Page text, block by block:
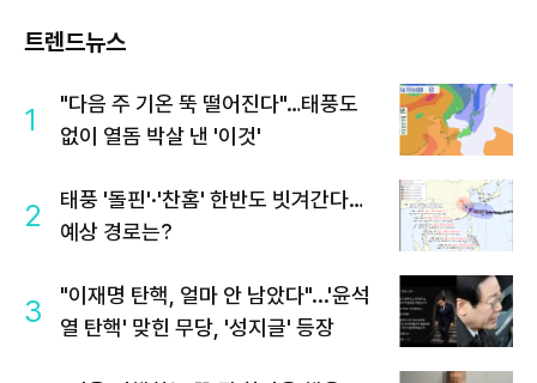
트렌드뉴스
1
"다음 주 기온 뚝 떨어진다"…태풍도
없이 열돔 박살 낸 '이것'
2
태풍 '돌핀'·'찬홈' 한반도 빗겨간다…
예상 경로는?
3
"이재명 탄핵, 얼마 안 남았다"...'윤석
열 탄핵' 맞힌 무당, '성지글' 등장